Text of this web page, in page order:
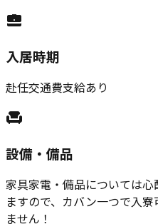
入居時期
赴任交通費支給あり
設備・備品
家具家電・備品については
ますので、カバン一つで入
ません！